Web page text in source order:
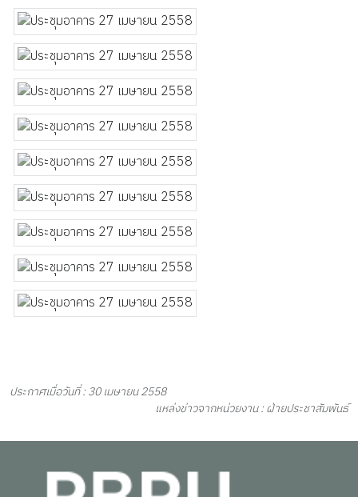
ประกาศเมื่อวันที่ : 30 เมษายน 2558
แหล่งข่าวจากหน่วยงาน : ฝ่ายประชาสัมพันธ์